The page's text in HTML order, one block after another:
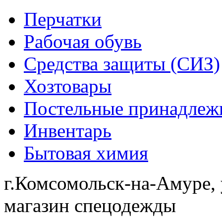
Перчатки
Рабочая обувь
Средства защиты (СИЗ)
Хозтовары
Постельные
Инвентарь
Бытовая химия
г.Комсомольск-на-
магазин спецодежды